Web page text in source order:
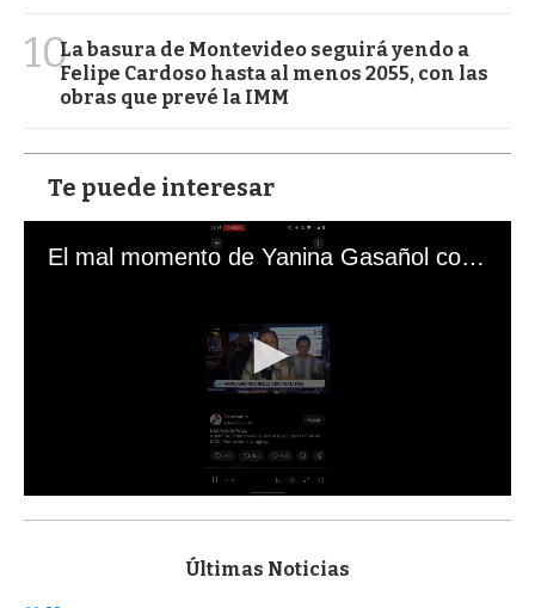
10La basura de Montevideo seguirá yendo a
Felipe Cardoso hasta al menos 2055, con las
obras que prevé la IMM
Te puede interesar
El mal momento de Yanina Gasañol con un hincha argentino en "Subrayado"
s
Últimas Noticias